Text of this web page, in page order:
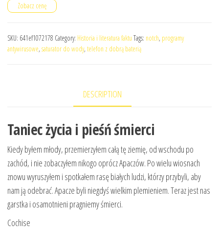
Zobacz cenę
SKU: 641ef1072178 Category: Historia i literatura faktu Tags: notch, programy
antywirusowe, saturator do wody, telefon z dobrą baterią
DESCRIPTION
Taniec życia i pieśń śmierci
Kiedy byłem młody, przemierzyłem całą tę ziemię, od wschodu po
zachód, i nie zobaczyłem nikogo oprócz Apaczów. Po wielu wiosnach
znowu wyruszyłem i spotkałem rasę białych ludzi, którzy przybyli, aby
nam ją odebrać. Apacze byli niegdyś wielkim plemieniem. Teraz jest nas
garstka i osamotnieni pragniemy śmierci.
Cochise